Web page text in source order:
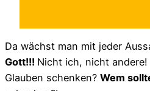
Da wächst man mit jeder
Gott!!! Nicht ich, nicht andere!
Glauben schenken? Wem